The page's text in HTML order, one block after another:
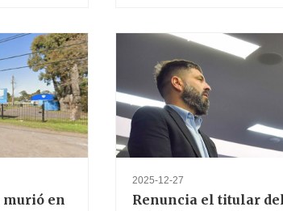
murió en
2025-12-27
Renuncia el titular